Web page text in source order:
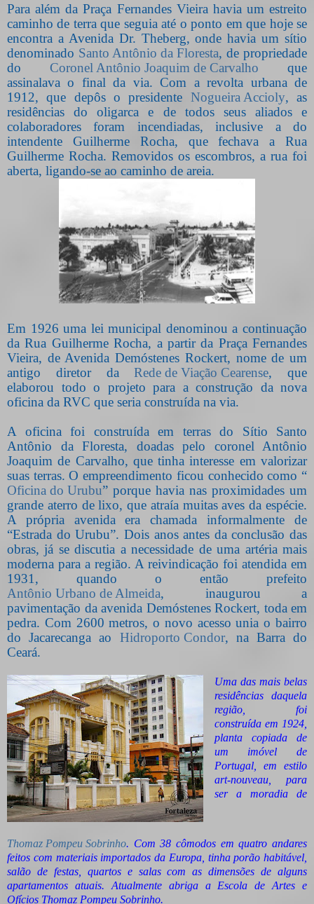
Para além da Praça Fernandes Vieira havia um estreito
caminho de terra que seguia até o ponto em que hoje se
encontra a Avenida Dr. Theberg, onde havia um sítio
denominado Santo Antônio da Floresta, de propriedade
do Coronel Antônio Joaquim de Carvalho que
assinalava o final da via. Com a revolta urbana de
1912, que depôs o presidente Nogueira Accioly, as
residências do oligarca e de todos seus aliados e
colaboradores foram incendiadas, inclusive a do
intendente Guilherme Rocha, que fechava a Rua
Guilherme Rocha. Removidos os escombros, a rua foi
aberta, ligando-se ao caminho de areia.
Em 1926 uma lei municipal denominou a continuação
da Rua Guilherme Rocha, a partir da Praça Fernandes
Vieira, de Avenida Demóstenes Rockert, nome de um
antigo diretor daRede de Viação Cearense, que
elaborou todo o projeto para a construção da nova
oficina da RVC que seria construída na via.
A oficina foi construída em terras do Sítio Santo
Antônio da Floresta, doadas pelo coronel Antônio
Joaquim de Carvalho, que tinha interesse em valorizar
suas terras. O empreendimento ficou conhecido como “
Oficina do Urubu” porque havia nas proximidades um
grande aterro de lixo, que atraía muitas aves da espécie.
A própria avenida era chamada informalmente de
“Estrada do Urubu”. Dois anos antes da conclusão das
obras, já se discutia a necessidade de uma artéria mais
moderna para a região. A reivindicação foi atendida em
1931, quando o então prefeito
Antônio Urbano de Almeida, inaugurou a
pavimentação da avenida Demóstenes Rockert, toda em
pedra. Com 2600 metros, o novo acesso unia o bairro
do Jacarecanga ao Hidroporto Condor, na Barra do
Ceará.
Uma das mais belas
residências daquela
região, foi
construída em 1924,
planta copiada de
um imóvel de
Portugal, em estilo
art-nouveau, para
ser a moradia de
Thomaz Pompeu Sobrinho. Com 38 cômodos em quatro andares
feitos com materiais importados da Europa, tinha porão habitável,
salão de festas, quartos e salas com as dimensões de alguns
apartamentos atuais. Atualmente abriga a Escola de Artes e
Ofícios Thomaz Pompeu Sobrinho.